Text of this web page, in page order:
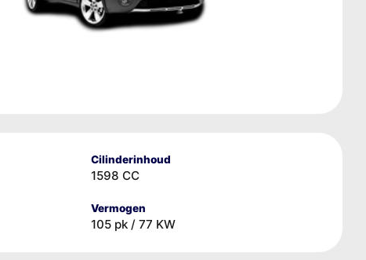
Cilinderinhoud
1598 CC
Vermogen
105 pk / 77 KW